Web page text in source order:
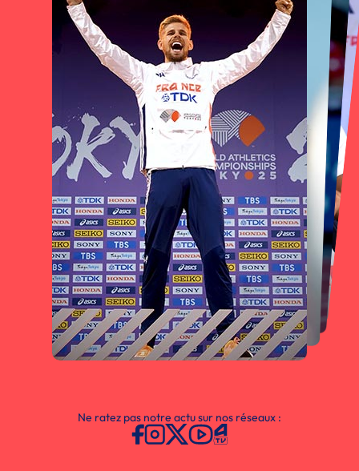
Ne ratez pas notre actu sur nos réseaux :